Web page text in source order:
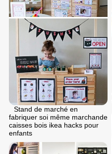
Stand de marché en
fabriquer soi même marchande
caisses bois ikea hacks pour
enfants